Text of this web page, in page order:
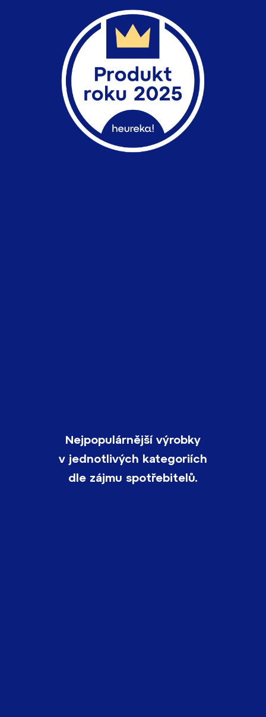
Nejpopulárnější výrobky
v jednotlivých kategoriích
dle zájmu spotřebitelů.